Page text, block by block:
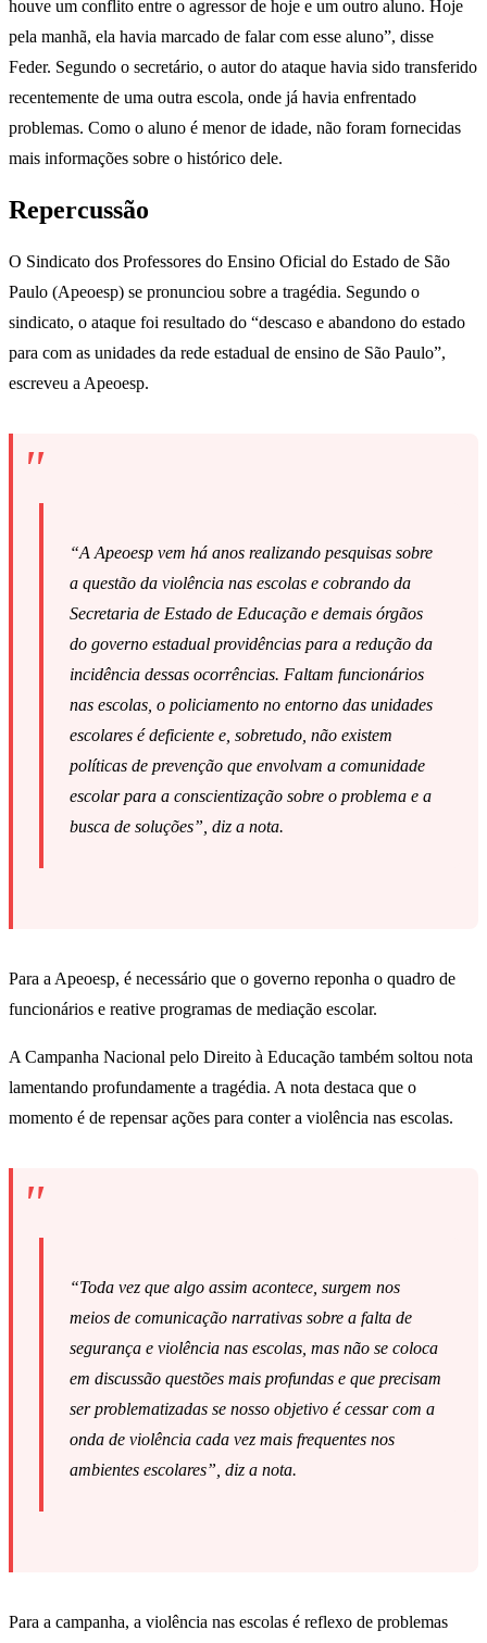
houve um conflito entre o agressor de hoje e um outro aluno. Hoje
pela manhã, ela havia marcado de falar com esse aluno”, disse
Feder. Segundo o secretário, o autor do ataque havia sido transferido
recentemente de uma outra escola, onde já havia enfrentado
problemas. Como o aluno é menor de idade, não foram fornecidas
mais informações sobre o histórico dele.
Repercussão
O Sindicato dos Professores do Ensino Oficial do Estado de São
Paulo (Apeoesp) se pronunciou sobre a tragédia. Segundo o
sindicato, o ataque foi resultado do “descaso e abandono do estado
para com as unidades da rede estadual de ensino de São Paulo”,
escreveu a Apeoesp.
“A Apeoesp vem há anos realizando pesquisas sobre
a questão da violência nas escolas e cobrando da
Secretaria de Estado de Educação e demais órgãos
do governo estadual providências para a redução da
incidência dessas ocorrências. Faltam funcionários
nas escolas, o policiamento no entorno das unidades
escolares é deficiente e, sobretudo, não existem
políticas de prevenção que envolvam a comunidade
escolar para a conscientização sobre o problema e a
busca de soluções”, diz a nota.
Para a Apeoesp, é necessário que o governo reponha o quadro de
funcionários e reative programas de mediação escolar.
A Campanha Nacional pelo Direito à Educação também soltou nota
lamentando profundamente a tragédia. A nota destaca que o
momento é de repensar ações para conter a violência nas escolas.
“Toda vez que algo assim acontece, surgem nos
meios de comunicação narrativas sobre a falta de
segurança e violência nas escolas, mas não se coloca
em discussão questões mais profundas e que precisam
ser problematizadas se nosso objetivo é cessar com a
onda de violência cada vez mais frequentes nos
ambientes escolares”, diz a nota.
Para a campanha, a violência nas escolas é reflexo de problemas